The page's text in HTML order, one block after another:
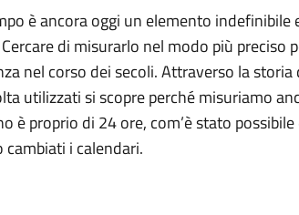
è ancora oggi un elemento
di misurarlo nel modo più preciso
nel corso dei secoli. Attraverso la
utilizzati si scopre perché misuriamo
è proprio di 24 ore, com’è stato
cambiati i calendari.